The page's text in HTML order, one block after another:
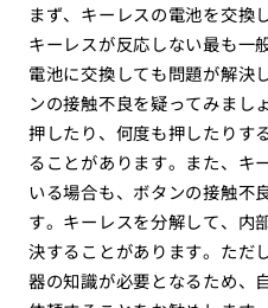
まず、キーレスの電池を交換
キーレスが反応しない最も一
電池に交換しても問題が解決
ンの接触不良を疑ってみまし
押したり、何度も押したりす
ることがあります。また、キ
いる場合も、ボタンの接触不
す。キーレスを分解して、内
決することがあります。ただ
器の知識が必要となるため、